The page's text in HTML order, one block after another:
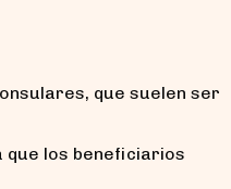
que suelen ser
que los beneficiarios